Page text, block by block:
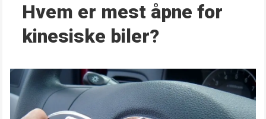
Hvem er mest åpne for
kinesiske biler?